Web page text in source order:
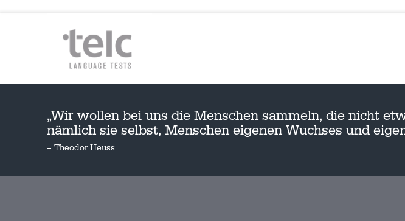
„Wir wollen bei uns die Menschen sammeln, die nicht
nämlich sie selbst, Menschen eigenen Wuchses und
– Theodor Heuss